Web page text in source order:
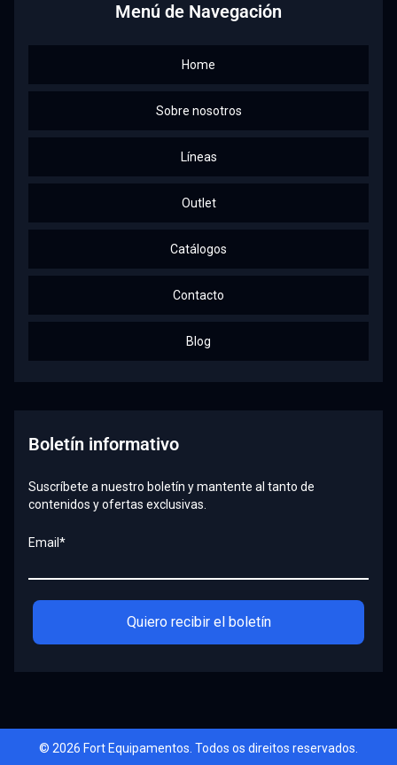
Menú de Navegación
Home
Sobre nosotros
Líneas
Outlet
Catálogos
Contacto
Blog
Boletín informativo
Suscríbete a nuestro boletín y mantente al tanto de
contenidos y ofertas exclusivas.
Email*
Quiero recibir el boletín
© 2026 Fort Equipamentos. Todos os direitos reservados.